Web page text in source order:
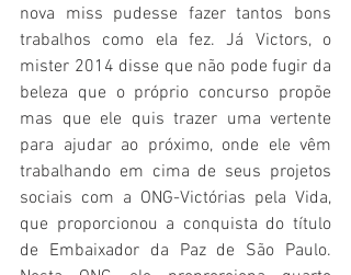
nova miss pudesse fazer tantos bons
trabalhos como ela fez. Já Victors, o
mister 2014 disse que não pode fugir da
beleza que o próprio concurso propõe
mas que ele quis trazer uma vertente
para ajudar ao próximo, onde ele vêm
trabalhando em cima de seus projetos
sociais com a ONG-Victórias pela Vida,
que proporcionou a conquista do título
de Embaixador da Paz de São Paulo.